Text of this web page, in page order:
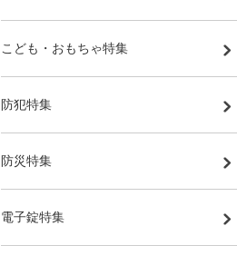
こども・おもちゃ特集
防犯特集
防災特集
電子錠特集